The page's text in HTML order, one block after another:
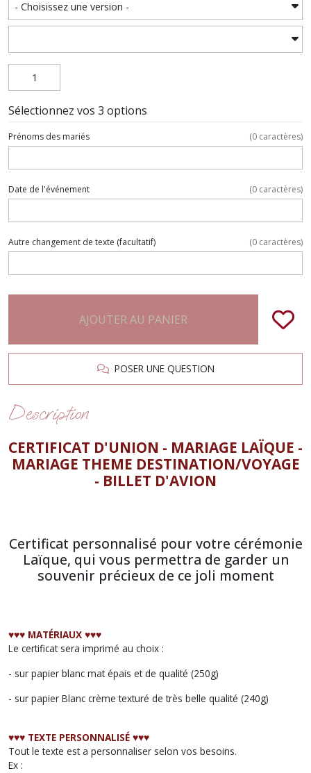
Sélectionnez vos 3 options
Prénoms des mariés (0 caractères)
Date de l'événement (0 caractères)
Autre changement de texte (facultatif) (0 caractères)
AJOUTER AU PANIER
POSER UNE QUESTION
Description
CERTIFICAT D'UNION - MARIAGE LAÏQUE -
MARIAGE THEME DESTINATION/VOYAGE
- BILLET D'AVION
Certificat personnalisé pour votre cérémonie
Laïque, qui vous permettra de garder un
souvenir précieux de ce joli moment
♥︎♥︎♥︎ MATÉRIAUX ♥︎♥︎♥︎
Le certificat sera imprimé au choix :
- sur papier blanc mat épais et de qualité (250g)
- sur papier Blanc crème texturé de très belle qualité (240g)
♥︎♥︎♥︎ TEXTE PERSONNALISÉ ♥︎♥︎♥︎
Tout le texte est a personnaliser selon vos besoins.
Ex :